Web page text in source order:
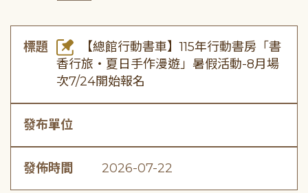
標題
【總館行動書車】115年行動書房「書
香行旅・夏日手作漫遊」暑假活動-8月場
次7/24開始報名
發布單位
發佈時間 2026-07-22